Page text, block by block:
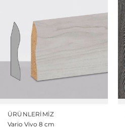
ÜRÜNLERIMIZ
Vario Vivo 8 cm